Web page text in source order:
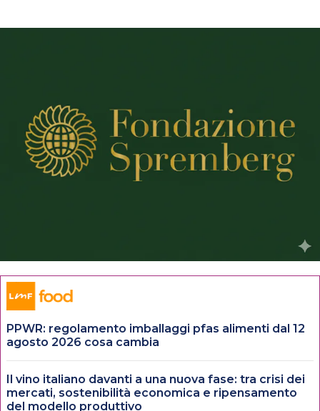
PPWR: regolamento imballaggi pfas alimenti dal 12
agosto 2026 cosa cambia
Il vino italiano davanti a una nuova fase: tra crisi dei
mercati, sostenibilità economica e ripensamento
del modello produttivo